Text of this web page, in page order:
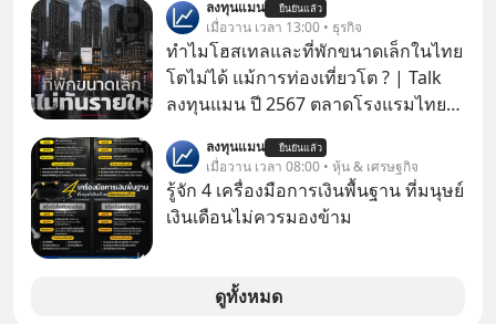
AI" ที่ผู้คนกำลังแห่ไล่ราคาอย่างบ้าคลั่ง
บทเรียนจากประวัติศาสตร์ 500 ปี บอก
อะไรเรา? ระเบียบโลกกำลังจะเปลี่ยน
มือไปในทิศทางไหน? และเราควรรับมือ
อย่างไรก่อนที่ทุกอย่างจะสายเกินไป?
ร่วมเจาะลึกบทวิเคราะห์และข้อคิดการ
เงินฉบับ Dalio กันได้ใน EP. นี้
#RayDalio #สรุปบทเรียน #การเงินการ
ลงทุน #MissionToTheMoon
จะเป็นใบเสนอราคา ใบกำกับภาษี
สัญญา รายงาน หรือเอกสารราชการ
แต่หลายครั้งเราจำเป็นต้อง รวมไฟล์
PDF, แยกหน้า PDF, ใส่ลายเซ็น, บีบอัด
ไฟล์ หรือใส่รหัสผ่าน ซึ่งมักต้องใช้หลาย
เว็บไซต์และหลายโปรแกรม
ลงทุนแมน ยืนยันแล้ว
เมื่อวาน เวลา 13:00 • ธุรกิจ
ทำไมโฮสเทลและที่พักขนาดเล็กในไทย
โตไม่ได้ แม้การท่องเที่ยวโต ? | Talk
ลงทุนแมน ปี 2567 ตลาดโรงแรมไทย
หรือไม่ว่า รายได้กว่า 85% กระจุกอยู่กับ
ผู้ประกอบการรายใหญ่ และมีอัตราการ
เติบโตได้ถึง 16% ขณะที่ผู้ประกอบการ
เพียง 1.3% เท่านั้น เกิดอะไรขึ้นกับที่พัก
รายเล็ก ? อะไรคือข้อจำกัดที่ทำให้โต
ลงทุนแมน ยืนยันแล้ว
เมื่อวาน เวลา 08:00 • หุ้น & เศรษฐกิจ
รู้จัก 4 เครื่องมือการเงินพื้นฐาน ที่มนุษย์
เงินเดือนไม่ควรมองข้าม
ดูทั้งหมด